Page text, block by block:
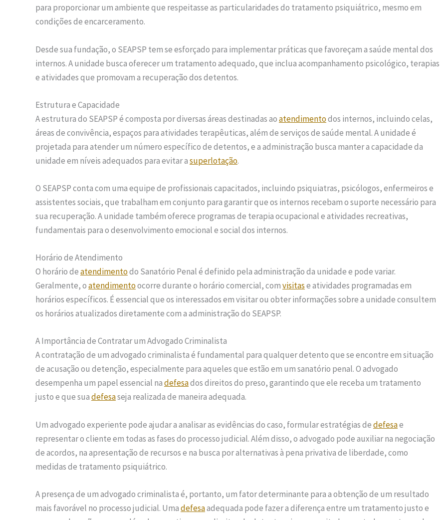
para proporcionar um ambiente que respeitasse as particularidades do tratamento psiquiátrico, mesmo em
condições de encarceramento.
Desde sua fundação, o SEAPSP tem se esforçado para implementar práticas que favoreçam a saúde mental dos
internos. A unidade busca oferecer um tratamento adequado, que inclua acompanhamento psicológico, terapias
e atividades que promovam a recuperação dos detentos.
Estrutura e Capacidade
A estrutura do SEAPSP é composta por diversas áreas destinadas aoatendimentodos internos, incluindo celas,
áreas de convivência, espaços para atividades terapêuticas, além de serviços de saúde mental. A unidade é
projetada para atender um número específico de detentos, e a administração busca manter a capacidade da
unidade em níveis adequados para evitar asuperlotação.
O SEAPSP conta com uma equipe de profissionais capacitados, incluindo psiquiatras, psicólogos, enfermeiros e
assistentes sociais, que trabalham em conjunto para garantir que os internos recebam o suporte necessário para
sua recuperação. A unidade também oferece programas de terapia ocupacional e atividades recreativas,
fundamentais para o desenvolvimento emocional e social dos internos.
Horário de Atendimento
O horário deatendimentodo Sanatório Penal é definido pela administração da unidade e pode variar.
Geralmente, oatendimentoocorre durante o horário comercial, comvisitase atividades programadas em
horários específicos. É essencial que os interessados em visitar ou obter informações sobre a unidade consultem
os horários atualizados diretamente com a administração do SEAPSP.
A Importância de Contratar um Advogado Criminalista
A contratação de um advogado criminalista é fundamental para qualquer detento que se encontre em situação
de acusação ou detenção, especialmente para aqueles que estão em um sanatório penal. O advogado
desempenha um papel essencial nadefesados direitos do preso, garantindo que ele receba um tratamento
justo e que suadefesaseja realizada de maneira adequada.
Um advogado experiente pode ajudar a analisar as evidências do caso, formular estratégias dedefesae
representar o cliente em todas as fases do processo judicial. Além disso, o advogado pode auxiliar na negociação
de acordos, na apresentação de recursos e na busca por alternativas à pena privativa de liberdade, como
medidas de tratamento psiquiátrico.
A presença de um advogado criminalista é, portanto, um fator determinante para a obtenção de um resultado
mais favorável no processo judicial. Umadefesaadequada pode fazer a diferença entre um tratamento justo e